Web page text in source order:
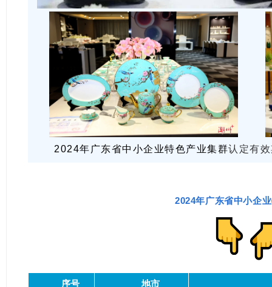
2024年广东省中小企业特色产业集群认定有
2024年广东省中小企
序号 地市